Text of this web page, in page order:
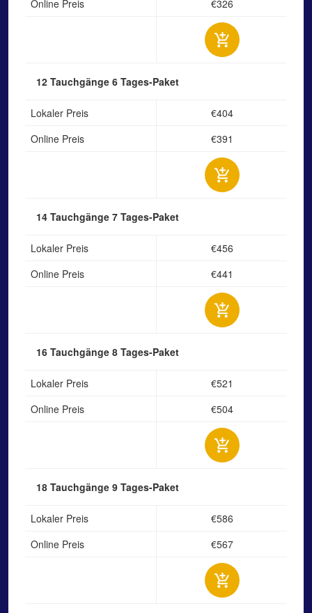
Online Preis
€326
12 Tauchgänge 6 Tages-Paket
Lokaler Preis
€404
Online Preis
€391
14 Tauchgänge 7 Tages-Paket
Lokaler Preis
€456
Online Preis
€441
16 Tauchgänge 8 Tages-Paket
Lokaler Preis
€521
Online Preis
€504
18 Tauchgänge 9 Tages-Paket
Lokaler Preis
€586
Online Preis
€567